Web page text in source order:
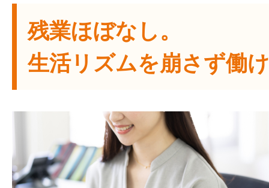
残業ほぼなし。
生活リズムを崩さず働